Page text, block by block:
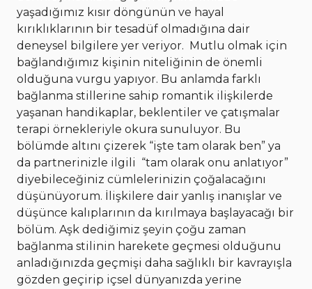
yaşadığımız kısır döngünün ve hayal
kırıklıklarının bir tesadüf olmadığına dair
deneysel bilgilere yer veriyor. Mutlu olmak için
bağlandığımız kişinin niteliğinin de önemli
olduğuna vurgu yapıyor. Bu anlamda farklı
bağlanma stillerine sahip romantik ilişkilerde
yaşanan handikaplar, beklentiler ve çatışmalar
terapi örnekleriyle okura sunuluyor. Bu
bölümde altını çizerek “işte tam olarak ben” ya
da partnerinizle ilgili “tam olarak onu anlatıyor”
diyebileceğiniz cümlelerinizin çoğalacağını
düşünüyorum. İlişkilere dair yanlış inanışlar ve
düşünce kalıplarının da kırılmaya başlayacağı bir
bölüm. Aşk dediğimiz şeyin çoğu zaman
bağlanma stilinin harekete geçmesi olduğunu
anladığınızda geçmişi daha sağlıklı bir kavrayışla
gözden geçirip içsel dünyanızda yerine